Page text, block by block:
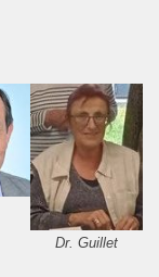
Dr. Guillet